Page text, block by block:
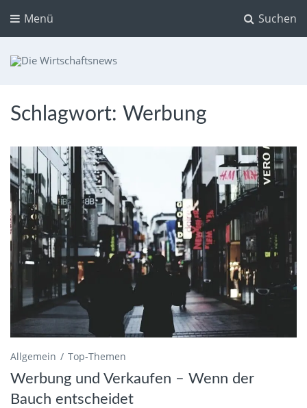
Suchen
Menü
Schlagwort: Werbung
Allgemein Top-Themen
Werbung und Verkaufen – Wenn der
Bauch entscheidet